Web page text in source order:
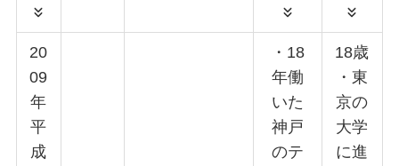
20
09
年
平
成
・18
年働
いた
神戸
のテ
18歳
・東
京の
大学
に進